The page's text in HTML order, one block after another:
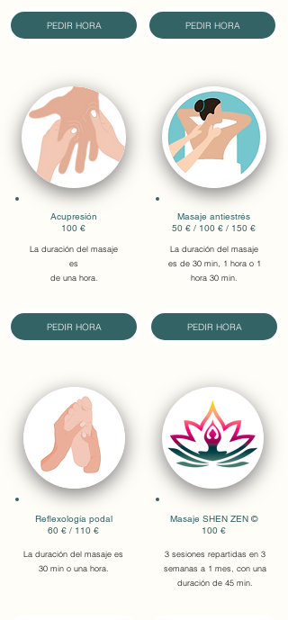
PEDIR HORA PEDIR HORA
Acupresión
100 €
La duración del masaje
es
de una hora.
PEDIR HORA
Masaje antiestrés
50 € / 100 € / 150 €
La duración del masaje
es de 30 min, 1 hora o 1
hora 30 min.
PEDIR HORA
Reflexología podal
60 € / 110 €
La duración del masaje es
30 min o una hora.
Masaje SHEN ZEN ©
100 €
3 sesiones repartidas en 3
semanas a 1 mes, con una
duración de 45 min.